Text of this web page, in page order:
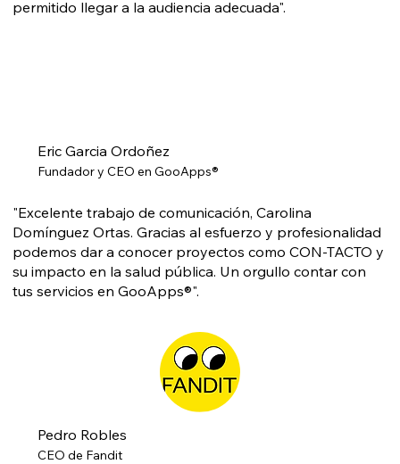
permitido llegar a la audiencia adecuada".
"Excelente trabajo de comunicación, Carolina
Domínguez Ortas. Gracias al esfuerzo y profesionalidad
podemos dar a conocer proyectos como CON-TACTO y
su impacto en la salud pública. Un orgullo contar con
tus servicios en GooApps®".
Eric Garcia Ordoñez
Fundador y CEO en GooApps®
Pedro Robles
CEO de Fandit